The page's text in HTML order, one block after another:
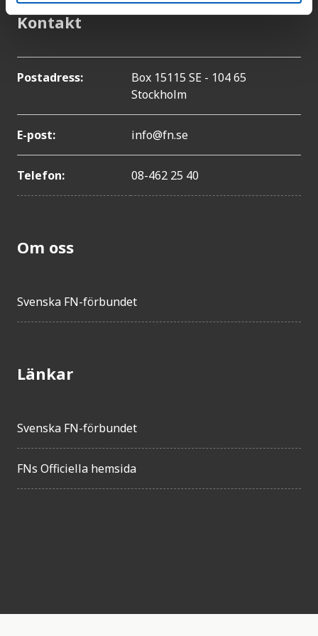
Kontakt
Postadress:
Box 15115 SE - 104 65
Stockholm
E-post: info@fn.se
Telefon: 08-462 25 40
Om oss
Svenska FN-förbundet
Länkar
Svenska FN-förbundet
FNs Officiella hemsida